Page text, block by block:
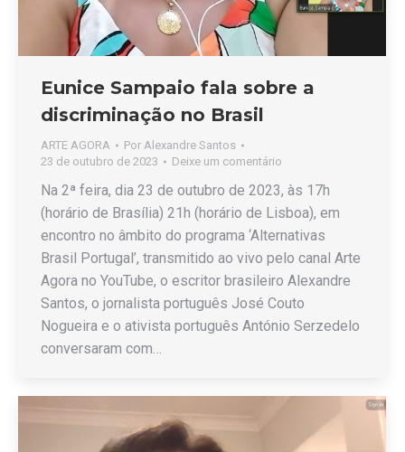
Eunice Sampaio fala sobre a
discriminação no Brasil
ARTE AGORA Por Alexandre Santos
23 de outubro de 2023
Deixe um comentário
Na 2ª feira, dia 23 de outubro de 2023, às 17h
(horário de Brasília) 21h (horário de Lisboa), em
encontro no âmbito do programa ‘Alternativas
Brasil Portugal’, transmitido ao vivo pelo canal Arte
Agora no YouTube, o escritor brasileiro Alexandre
Santos, o jornalista português José Couto
Nogueira e o ativista português António Serzedelo
conversaram com…